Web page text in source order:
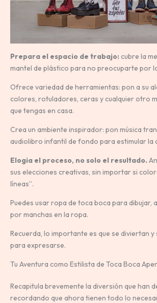
Prepara el espacio de trabajo: cubre la
mantel de plástico para no preocuparte por
Ofrece variedad de herramientas: pon a su
colores, rotuladores, ceras y cualquier otro
que tengas en casa.
Crea un ambiente inspirador: pon música
audiolibro infantil de fondo para estimular la
Elogia el proceso, no solo el resultado.
sus elecciones creativas, sin importar si
líneas”.
Puedes usar ropa de toca boca para dibujar,
por manchas en la ropa.
Recuerda, lo importante es que se diviertan y
para expresarse.
Tu Aventura como Estilista de Toca Boca
Recapitula brevemente la diversión que han
recordando que ahora tienen todo lo